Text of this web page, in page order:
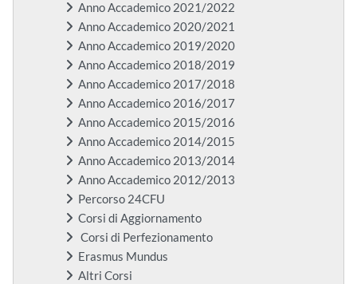
Anno Accademico 2021/2022
Anno Accademico 2020/2021
Anno Accademico 2019/2020
Anno Accademico 2018/2019
Anno Accademico 2017/2018
Anno Accademico 2016/2017
Anno Accademico 2015/2016
Anno Accademico 2014/2015
Anno Accademico 2013/2014
Anno Accademico 2012/2013
Percorso 24CFU
Corsi di Aggiornamento
Corsi di Perfezionamento
Erasmus Mundus
Altri Corsi